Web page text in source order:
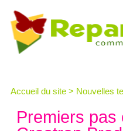
Accueil du site > Nouvelles
Premiers pas